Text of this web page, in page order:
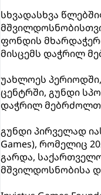
სხვადასხვა
ფონდის
მისცემს დაჭრილ
უახლოეს
ცენტრში, გუნდი
დაჭრილ
გუნდი პირველად
Games), რომელიც
გარდა,
მშვილდოსნობისა